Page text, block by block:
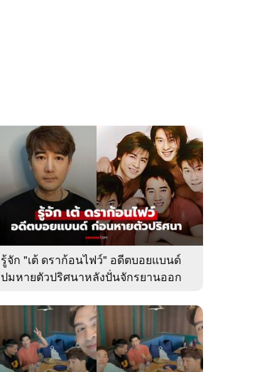
รู้จัก "เต้ ดราก้อนไฟว์" อดีตบอยแบนด์
ปมหายตัวปริศนาหลังปั่นจักรยานออก